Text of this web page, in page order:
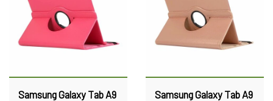
Samsung Galaxy Tab A9
Samsung Galaxy Tab A9